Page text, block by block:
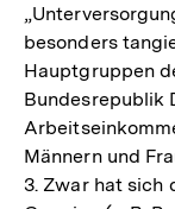
besonders
Hauptgruppen
Bundesrepublik
Männern und
3. Zwar hat sich